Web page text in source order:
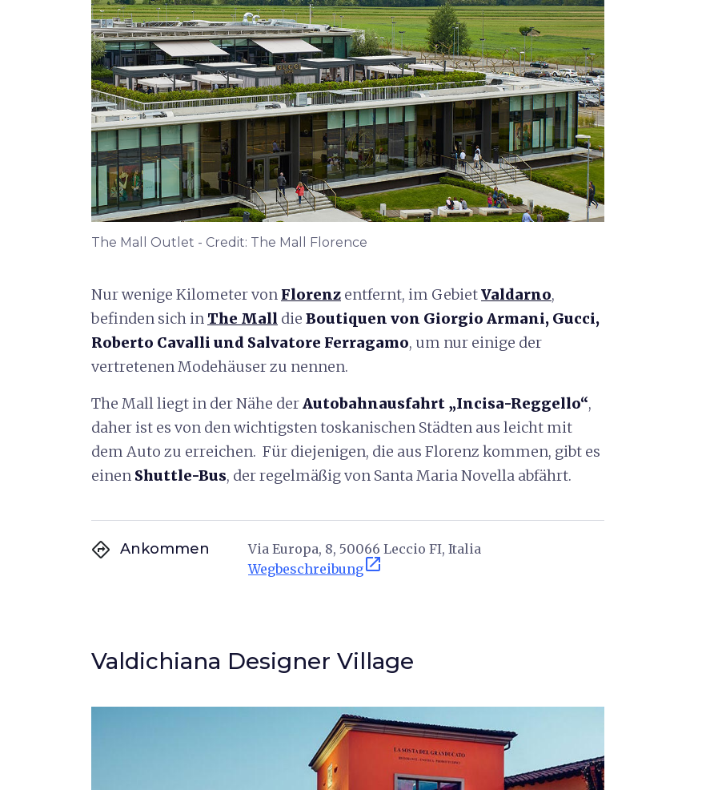
The Mall Outlet - Credit: The Mall Florence
Nur wenige Kilometer von Florenz entfernt, im GebietValdarno,
befinden sich in The Mall die Boutiquen von Giorgio Armani, Gucci,
Roberto Cavalli und Salvatore Ferragamo, um nur einige der
vertretenen Modehäuser zu nennen.
The Mall liegt in der Nähe derAutobahnausfahrt „Incisa-Reggello“,
daher ist es von den wichtigsten toskanischen Städten aus leicht mit
dem Auto zu erreichen. Für diejenigen, die aus Florenz kommen, gibt es
einen Shuttle-Bus, der regelmäßig von Santa Maria Novella abfährt.
directions Ankommen
Via Europa, 8, 50066 Leccio FI, Italia
Wegbeschreibungopen_in_new
Valdichiana Designer Village